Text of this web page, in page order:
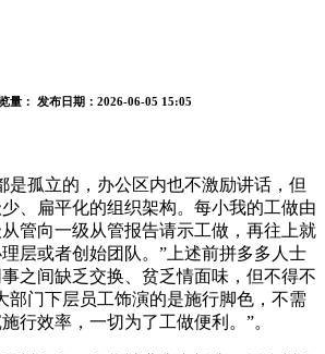
量： 发布日期：2026-06-05 15:05
孤立的，办公区内也不激励讲话，但
、扁平化的组织架构。每小我的工做由
管向一级从管报告请示工做，再往上就
层或者创始团队。”上述前拼多多人士
之间缺乏交换、贫乏情面味，但不得不
部门下层员工饰演的是施行脚色，不需
行效率，一切为了工做便利。”。